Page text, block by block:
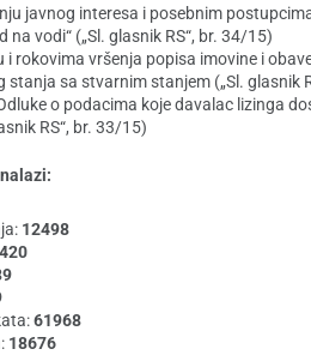
javnog interesa i posebnim
na vodi“ („Sl. glasnik RS“, br. 34/15)
i rokovima vršenja popisa imovine i
stanja sa stvarnim stanjem („Sl. glasnik
o podacima koje davalac lizinga
RS“, br. 33/15)
12498
61968
18676